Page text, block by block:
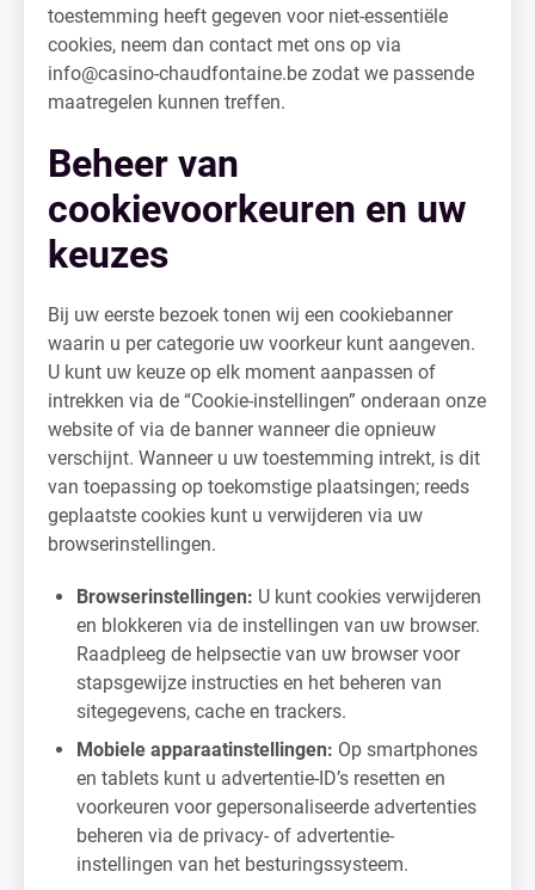
toestemming heeft gegeven voor niet-essentiële
cookies, neem dan contact met ons op via
info@casino-chaudfontaine.be zodat we passende
maatregelen kunnen treffen.
Beheer van
cookievoorkeuren en uw
keuzes
Bij uw eerste bezoek tonen wij een cookiebanner
waarin u per categorie uw voorkeur kunt aangeven.
U kunt uw keuze op elk moment aanpassen of
intrekken via de “Cookie-instellingen” onderaan onze
website of via de banner wanneer die opnieuw
verschijnt. Wanneer u uw toestemming intrekt, is dit
van toepassing op toekomstige plaatsingen; reeds
geplaatste cookies kunt u verwijderen via uw
browserinstellingen.
Browserinstellingen: U kunt cookies verwijderen
en blokkeren via de instellingen van uw browser.
Raadpleeg de helpsectie van uw browser voor
stapsgewijze instructies en het beheren van
sitegegevens, cache en trackers.
Mobiele apparaatinstellingen: Op smartphones
en tablets kunt u advertentie-ID’s resetten en
voorkeuren voor gepersonaliseerde advertenties
beheren via de privacy- of advertentie-
instellingen van het besturingssysteem.